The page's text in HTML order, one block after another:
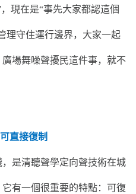
在是“事先大家都認這個
理守住運行邊界，大家一起
場舞噪聲擾民這件事，就不
直接復制
是清聽聲學定向聲技術在城
有一個很重要的特點：可復